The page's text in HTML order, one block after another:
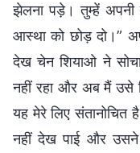
झेलना पड़े। तुम्हें अपनी
आस्था को छोड़ दो।”
देख चेन शियाओ ने
नहीं रहा और अब मैं उसे
यह मेरे लिए
नहीं देख पाई और उसने